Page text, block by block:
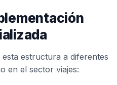
estructura a diferentes
en el sector viajes: